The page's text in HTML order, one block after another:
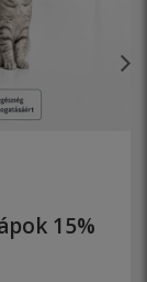
15%